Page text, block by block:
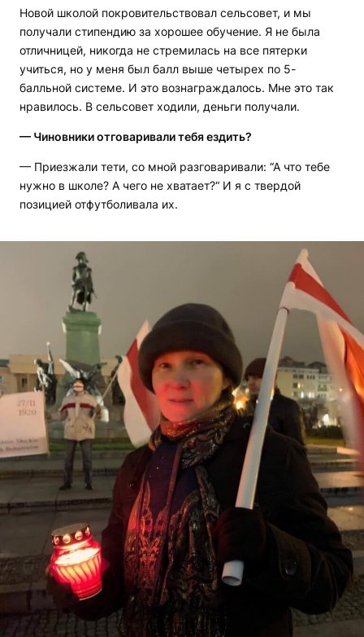
Новой школой покровительствовал сельсовет, и мы
получали стипендию за хорошее обучение. Я не была
отличницей, никогда не стремилась на все пятерки
учиться, но у меня был балл выше четырех по 5-
балльной системе. И это вознаграждалось. Мне это так
нравилось. В сельсовет ходили, деньги получали.
— Чиновники отговаривали тебя ездить?
— Приезжали тети, со мной разговаривали: “А что тебе
нужно в школе? А чего не хватает?“ И я с твердой
позицией отфутболивала их.